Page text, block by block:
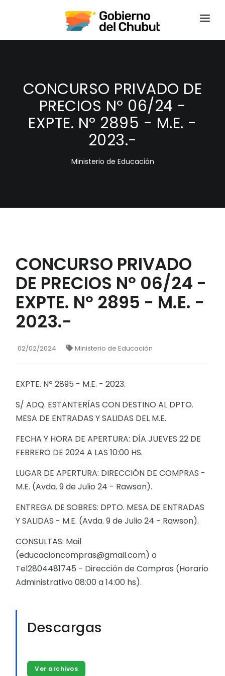
HOME
CONCURSO PRIVADO DE
PRECIOS Nº 06/24 -
EXPTE. Nº 2895 - M.E. -
2023.-
Ministerio de Educación
CONCURSO PRIVADO
DE PRECIOS Nº 06/24 -
EXPTE. Nº 2895 - M.E. -
2023.-
02/02/2024 Ministerio de Educación
EXPTE. Nº 2895 - M.E. - 2023.
S/ ADQ. ESTANTERÍAS CON DESTINO AL DPTO.
MESA DE ENTRADAS Y SALIDAS DEL M.E.
FECHA Y HORA DE APERTURA: DÍA JUEVES 22 DE
FEBRERO DE 2024 A LAS 10:00 HS.
LUGAR DE APERTURA: DIRECCIÓN DE COMPRAS -
M.E. (Avda. 9 de Julio 24 - Rawson).
ENTREGA DE SOBRES: DPTO. MESA DE ENTRADAS
Y SALIDAS - M.E. (Avda. 9 de Julio 24 - Rawson).
CONSULTAS: Mail
(educacioncompras@gmail.com) o
Tel2804481745 - Dirección de Compras (Horario
Administrativo 08:00 a 14:00 hs).
Descargas
Ver archivos